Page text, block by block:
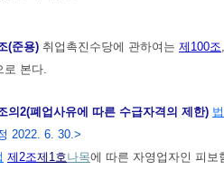
(준용) 취업촉진수당에 관하여는 제100조,
로 본다.
의2(폐업사유에 따른 수급자격의 제한) 법
2022. 6. 30.>
제2조제1호나목에 따른 자영업자인 피보